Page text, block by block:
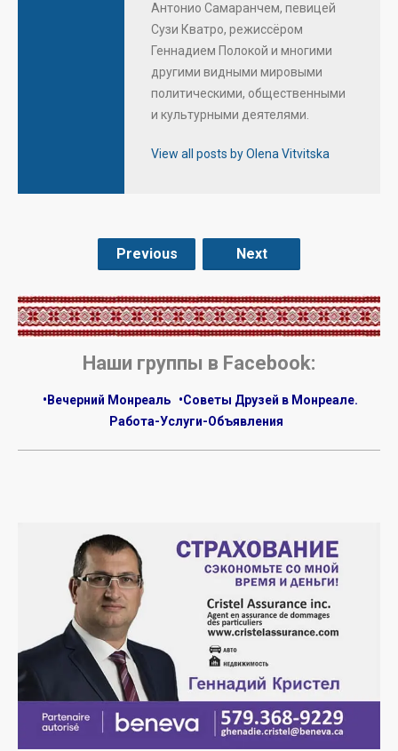
Антонио Самаранчем, певицей
Сузи Кватро, режиссёром
Геннадием Полокой и многими
другими видными мировыми
политическими, общественными
и культурными деятелями.
View all posts by Olena Vitvitska
Previous Next
.
Наши группы в Facebook:
•Вечерний Монреаль
•Советы Друзей в Монреале.
Работа-Услуги-Объявления